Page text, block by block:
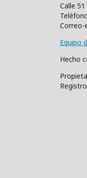
Calle
Correo-
Equipo
Hecho